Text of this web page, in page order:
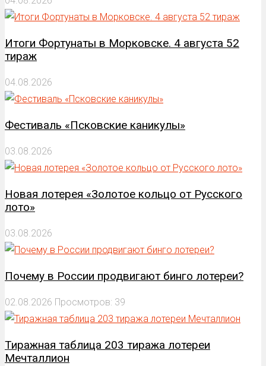
Итоги Фортунаты в Морковске. 4 августа 52
тираж
04.08.2026
Фестиваль «Псковские каникулы»
03.08.2026
Новая лотерея «Золотое кольцо от Русского
лото»
03.08.2026
Почему в России продвигают бинго лотереи?
02.08.2026 Просмотров: 39
Тиражная таблица 203 тиража лотереи
Мечталлион